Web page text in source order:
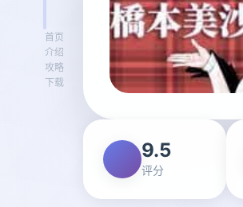
首页
介绍
攻略
下载
9.5
评分